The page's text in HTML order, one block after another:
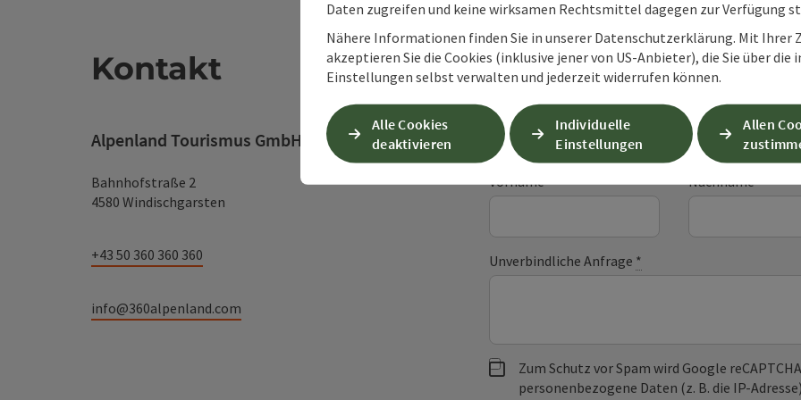
Kontakt
Alpenland Tourismus GmbH
Bahnhofstraße 2
4580 Windischgarsten
+43 50 360 360 360
info@360alpenland.com
Unverbindliche
Felder mit *sind Pflichtfelder
Vorname Nachname
Unverbindliche Anfrage *
Zum Schutz vor Spam wird Google
personenbezogene Daten (z. B. die IP-
Daten zugreifen und keine wirksamen Rechtsmittel dagegen zur Verfügung
Nähere Informationen finden Sie in unserer Datenschutzerklärung. Mit Ihrer
akzeptieren Sie die Cookies (inklusive jener von US-Anbieter), die Sie über die
Einstellungen selbst verwalten und jederzeit widerrufen können.
Alle Cookies
deaktivieren
Individuelle
Einstellungen
Allen